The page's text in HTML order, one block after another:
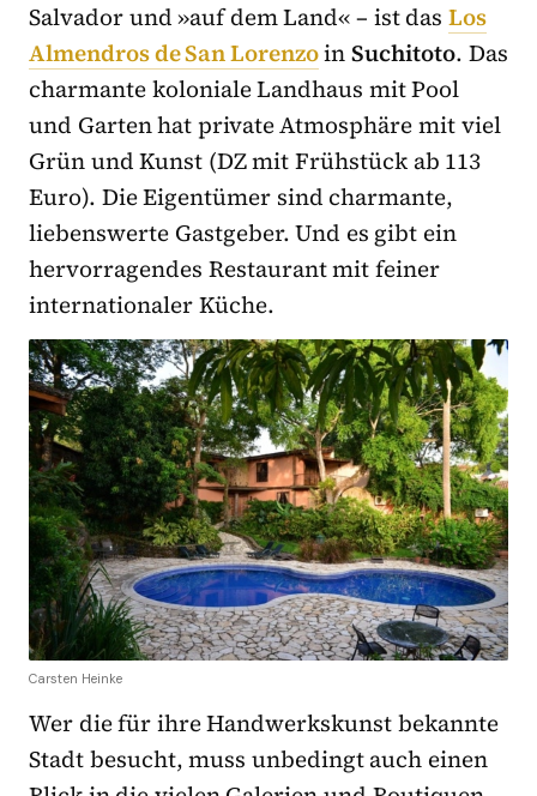
Salvador und »auf dem Land« – ist das Los
Almendros de San LorenzoinSuchitoto. Das
charmante koloniale Landhaus mit Pool
und Garten hat private Atmosphäre mit viel
Grün und Kunst (DZ mit Frühstück ab 113
Euro). Die Eigentümer sind charmante,
liebenswerte Gastgeber. Und es gibt ein
hervorragendes Restaurant mit feiner
internationaler Küche.
Carsten Heinke
Wer die für ihre Handwerkskunst bekannte
Stadt besucht, muss unbedingt auch einen